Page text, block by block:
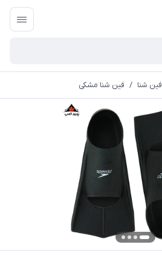
فین شنا / فین شنا مشکی